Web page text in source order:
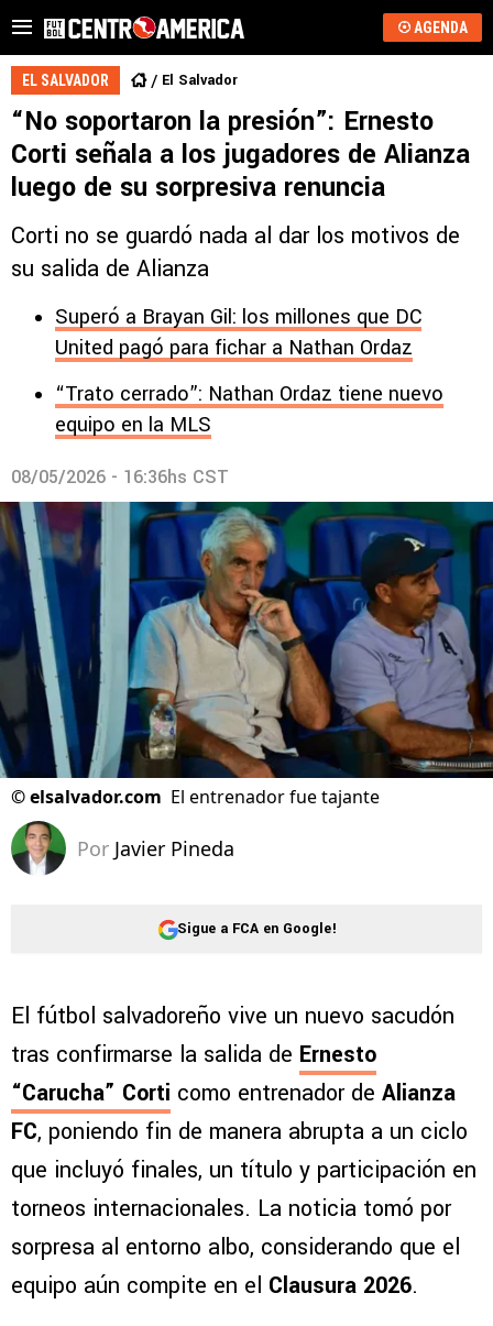
AGENDA
EL SALVADOR El Salvador
“No soportaron la presión”: Ernesto
Corti señala a los jugadores de Alianza
luego de su sorpresiva renuncia
Corti no se guardó nada al dar los motivos de
su salida de Alianza
Superó a Brayan Gil: los millones que DC
United pagó para fichar a Nathan Ordaz
“Trato cerrado”: Nathan Ordaz tiene nuevo
equipo en la MLS
08/05/2026 - 16:36hs CST
©elsalvador.com El entrenador fue tajante
Por Javier Pineda
Sigue a FCA en Google!
El fútbol salvadoreño vive un nuevo sacudón
tras confirmarse la salida de Ernesto
“Carucha” Corti como entrenador de Alianza
FC, poniendo fin de manera abrupta a un ciclo
que incluyó finales, un título y participación en
torneos internacionales. La noticia tomó por
sorpresa al entorno albo, considerando que el
equipo aún compite en el Clausura 2026.